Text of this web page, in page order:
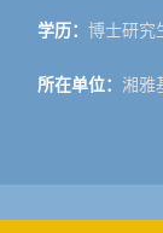
学历：博士研究
所在单位：湘雅